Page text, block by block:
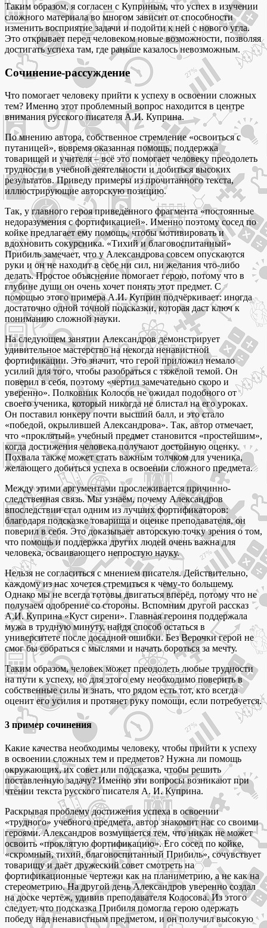
Таким образом, я согласен с Куприным, что успех в изучении
сложного материала во многом зависит от способности
изменить восприятие задачи и подойти к ней с нового угла.
Это открывает перед человеком новые возможности, позволяя
достигать успеха там, где раньше казалось невозможным.
Сочинение-рассуждение
Что помогает человеку прийти к успеху в освоении сложных
тем? Именно этот проблемный вопрос находится в центре
внимания русского писателя А.И. Куприна.
По мнению автора, собственное стремление «освоиться с
путаницей», вовремя оказанная помощь, поддержка
товарищей и учителя – всё это помогает человеку преодолеть
трудности в учебной деятельности и добиться высоких
результатов. Приведу примеры из прочитанного текста,
иллюстрирующие авторскую позицию.
Так, у главного героя приведённого фрагмента «постоянные
недоразумения с фортификацией». Именно поэтому сосед по
койке предлагает ему помощь, чтобы мотивировать и
вдохновить сокурсника. «Тихий и благовоспитанный»
Прибиль замечает, что у Александрова совсем опускаются
руки и он не находит в себе ни сил, ни желания что-либо
делать. Простое объяснение помогает герою, потому что в
глубине души он очень хочет понять этот предмет. С
помощью этого примера А.И. Куприн подчёркивает: иногда
достаточно одной точной подсказки, которая даст ключ к
пониманию сложной науки.
На следующем занятии Александров демонстрирует
удивительное мастерство на некогда ненавистной
фортификации. Это значит, что герой приложил немало
усилий для того, чтобы разобраться с тяжёлой темой. Он
поверил в себя, поэтому «чертил замечательно скоро и
уверенно». Полковник Колосов не ожидал подобного от
своего ученика, который никогда не блистал на его уроках.
Он поставил юнкеру почти высший балл, и это стало
«победой, окрылившей Александрова». Так, автор отмечает,
что «проклятый» учебный предмет становится «простейшим»,
когда достижения человека получают достойную оценку.
Похвала также может стать важным толчком для ученика,
желающего добиться успеха в освоении сложного предмета.
Между этими аргументами прослеживается причинно-
следственная связь. Мы узнаём, почему Александров
впоследствии стал одним из лучших фортификаторов:
благодаря подсказке товарища и оценке преподавателя, он
поверил в себя. Это доказывает авторскую точку зрения о том,
что помощь и поддержка других людей очень важна для
человека, осваивающего непростую науку.
Нельзя не согласиться с мнением писателя. Действительно,
каждому из нас хочется стремиться к чему-то большему.
Однако мы не всегда готовы двигаться вперёд, потому что не
получаем одобрение со стороны. Вспомним другой рассказ
А.И. Куприна «Куст сирени». Главная героиня поддержала
мужа в трудную минуту, найдя способ остаться в
университете после досадной ошибки. Без Верочки герой не
смог бы собраться с мыслями и начать бороться за мечту.
Таким образом, человек может преодолеть любые трудности
на пути к успеху, но для этого ему необходимо поверить в
собственные силы и знать, что рядом есть тот, кто всегда
оценит его усилия и протянет руку помощи, если потребуется.
3 пример сочинения
Какие качества необходимы человеку, чтобы прийти к успеху
в освоении сложных тем и предметов? Нужна ли помощь
окружающих, их совет или подсказка, чтобы решить
поставленную задачу? Именно эти вопросы возникают при
чтении текста русского писателя А. И. Куприна.
Раскрывая проблему достижения успеха в освоении
«трудного» учебного предмета, автор знакомит нас со своими
героями. Александров возмущается тем, что никак не может
освоить «проклятую фортификацию». Его сосед по койке,
«скромный, тихий, благовоспитанный Прибиль», сочувствует
товарищу и даёт дружеский совет смотреть на
фортификационные чертежи как на планиметрию, а не как на
стереометрию. На другой день Александров уверенно создал
на доске чертёж, удивив преподавателя Колосова. Из этого
следует, что подсказка Прибиля помогла герою одержать
победу над ненавистным предметом, и он получил высокую